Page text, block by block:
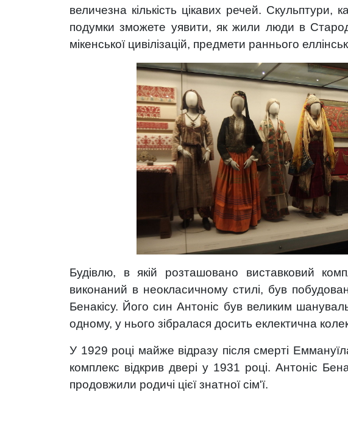
величезна кількість цікавих речей.
подумки зможете уявити, як жили люди в
мікенської цивілізацій, предмети раннього
Будівлю, в якій розташовано виставковий
виконаний в неокласичному стилі, був
Бенакісу. Його син Антоніс був великим
одному, у нього зібралася досить еклектична
У 1929 році майже відразу після смерті
комплекс відкрив двері у 1931 році. Антоніс
продовжили родичі цієї знатної сім'ї.